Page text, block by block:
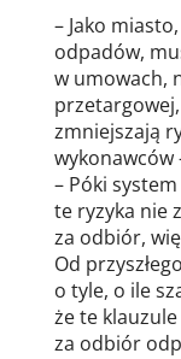
– Jako
odpadów,
w umowach,
zmniejszają
wykonawców
– Póki
te ryzyka nie
za odbiór,
Od
o tyle, o ile
że te
za odbiór